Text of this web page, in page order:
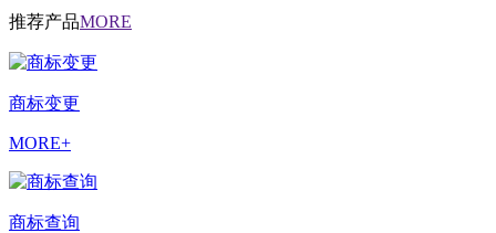
推荐产品MORE
商标变更
MORE+
商标查询